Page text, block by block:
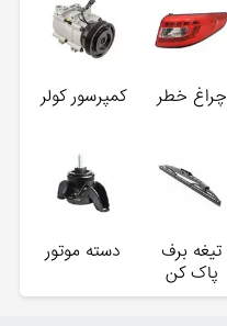
چراغ خطر کمپرسور کولر
تیغه برف
پاک کن
دسته موتور